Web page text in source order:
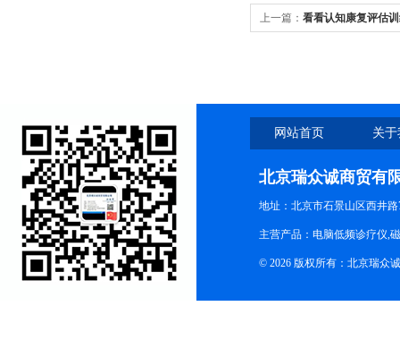
上一篇： 看看认知康复评估
网站首页 关
北京瑞众诚商贸有
地址：北京市石景山区西井路
主营产品：电脑低频诊疗仪,
© 2026 版权所有：北京瑞众